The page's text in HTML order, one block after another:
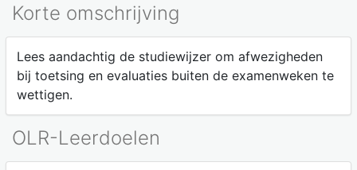
Korte omschrijving
Lees aandachtig de studiewijzer om afwezigheden
bij toetsing en evaluaties buiten de examenweken te
wettigen.
OLR-Leerdoelen